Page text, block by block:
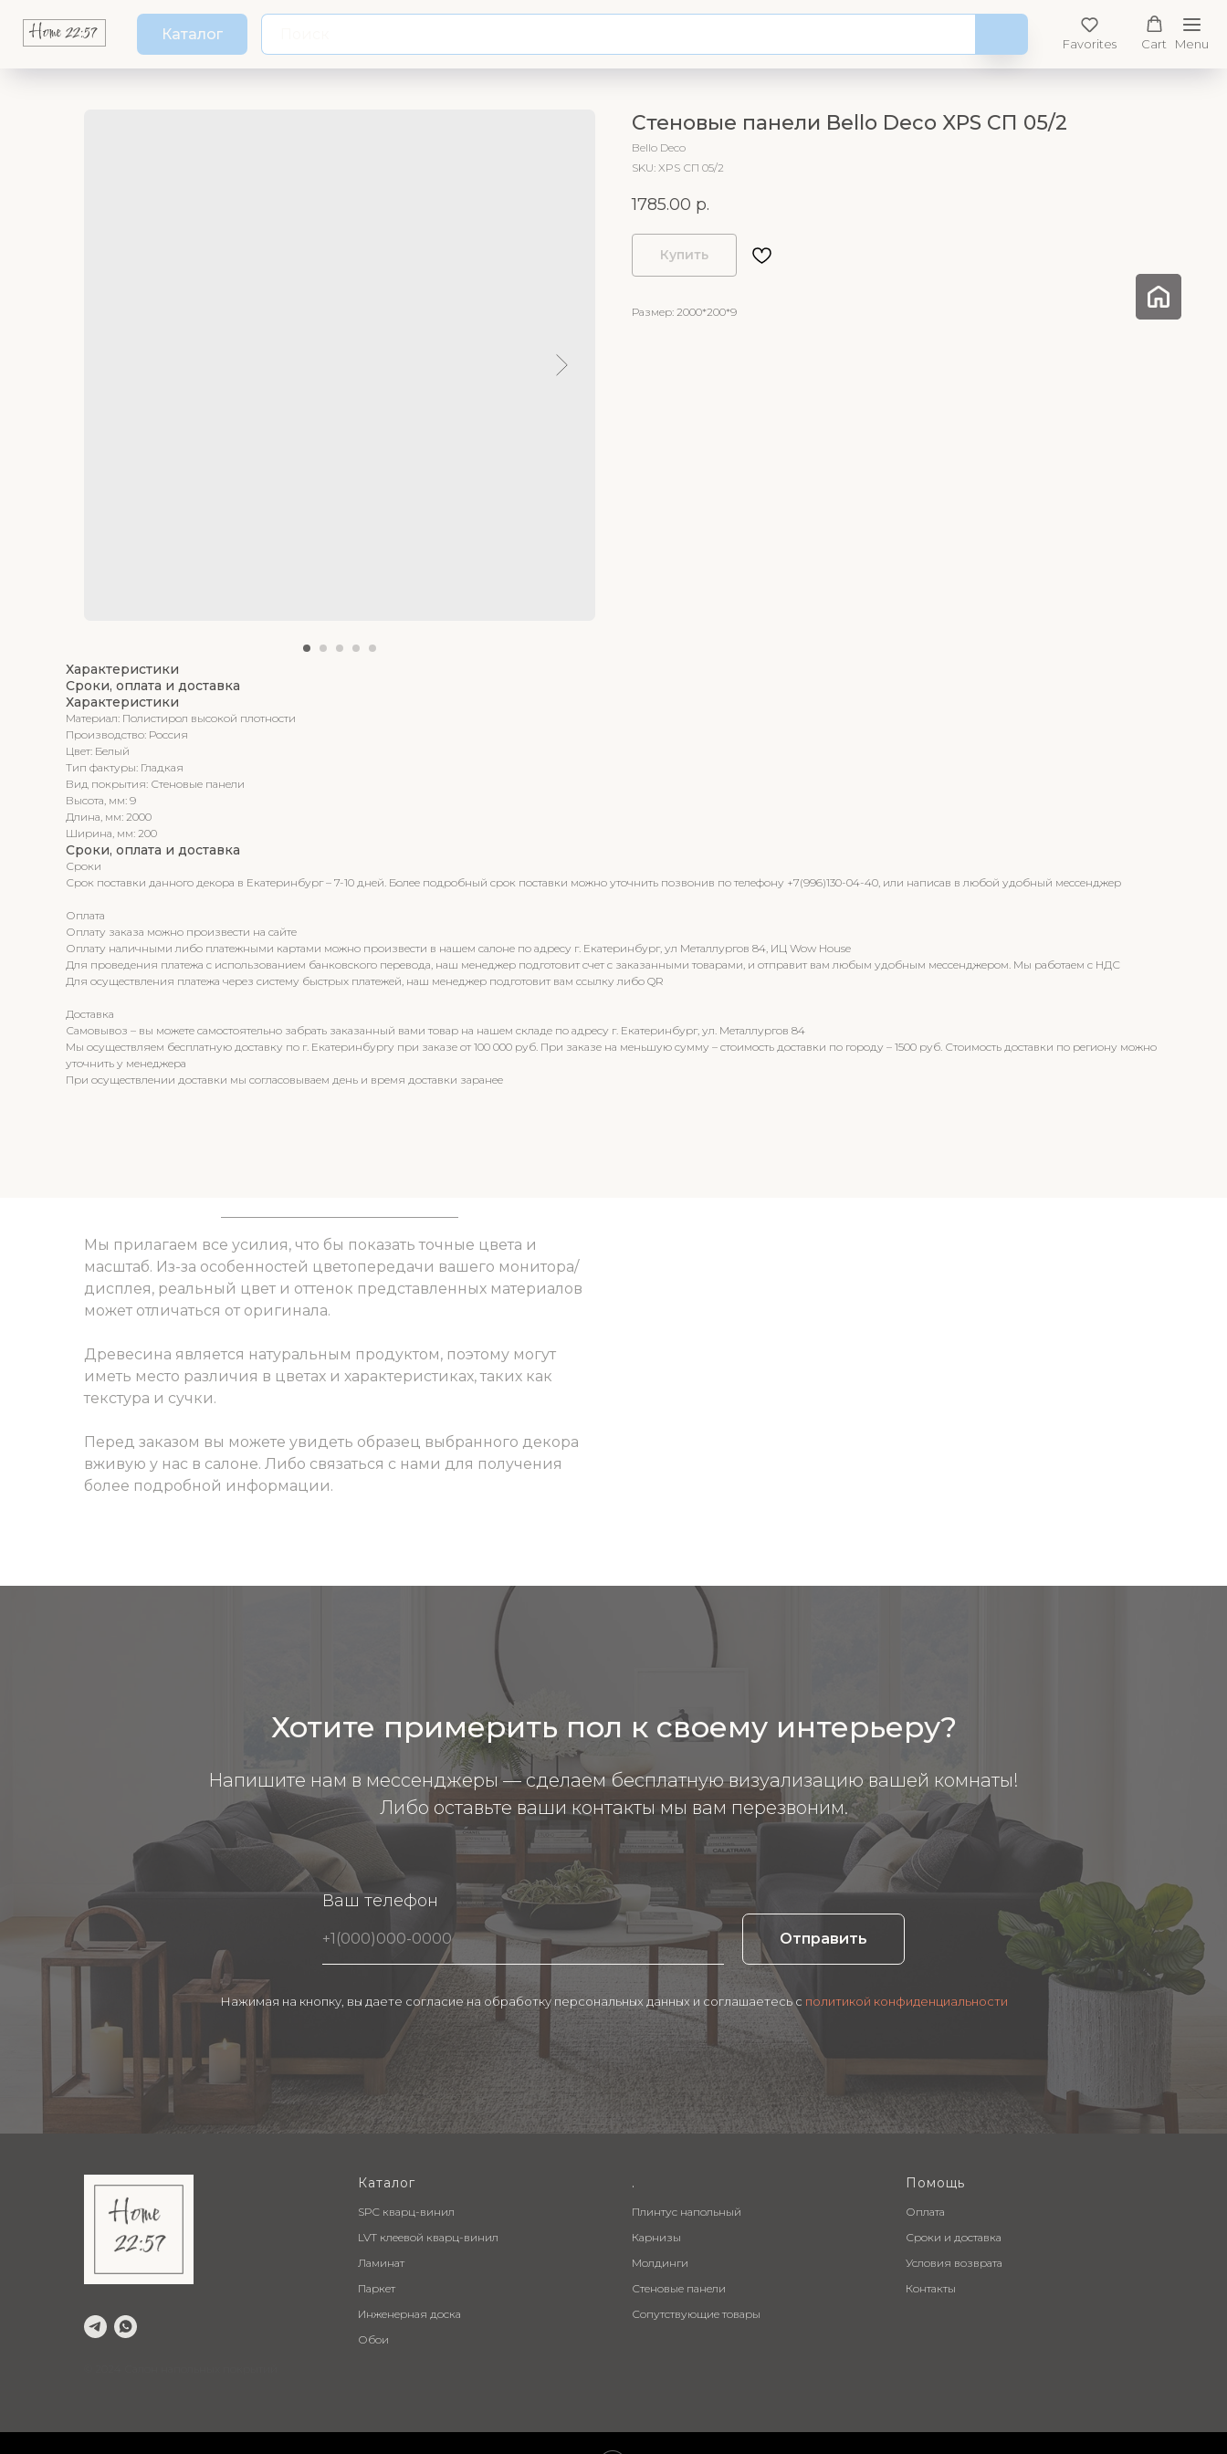
Каталог
Favorites Cart Menu
Стеновые панели Bello Deco XPS СП 05/2
Bello Deco
SKU: XPS СП 05/2
1785.00 р.
Купить
Размер: 2000*200*9
Характеристики
Сроки, оплата и доставка
Характеристики
Материал: Полистирол высокой плотности
Производство: Россия
Цвет: Белый
Тип фактуры: Гладкая
Вид покрытия: Стеновые панели
Высота, мм: 9
Длина, мм: 2000
Ширина, мм: 200
Сроки, оплата и доставка
Сроки
Срок поставки данного декора в Екатеринбург – 7-10 дней. Более подробный срок поставки можно уточнить позвонив по телефону +7(996)130-04-40, или написав в любой удобный мессенджер
Оплата
Оплату заказа можно произвести на сайте
Оплату наличными либо платежными картами можно произвести в нашем салоне по адресу г. Екатеринбург, ул Металлургов 84, ИЦ Wow House
Для проведения платежа с использованием банковского перевода, наш менеджер подготовит счет с заказанными товарами, и отправит вам любым удобным мессенджером. Мы работаем с НДС
Для осуществления платежа через систему быстрых платежей, наш менеджер подготовит вам ссылку либо QR
Доставка
Самовывоз – вы можете самостоятельно забрать заказанный вами товар на нашем складе по адресу г. Екатеринбург, ул. Металлургов 84
Мы осуществляем бесплатную доставку по г. Екатеринбургу при заказе от 100 000 руб. При заказе на меньшую сумму – стоимость доставки по городу – 1500 руб. Стоимость доставки по региону можно
уточнить у менеджера
При осуществлении доставки мы согласовываем день и время доставки заранее
Мы прилагаем все усилия, что бы показать точные цвета и
масштаб. Из-за особенностей цветопередачи вашего монитора/
дисплея, реальный цвет и оттенок представленных материалов
может отличаться от оригинала.
Древесина является натуральным продуктом, поэтому могут
иметь место различия в цветах и характеристиках, таких как
текстура и сучки.
Перед заказом вы можете увидеть образец выбранного декора
вживую у нас в салоне. Либо связаться с нами для получения
более подробной информации.
Хотите примерить пол к своему интерьеру?
Напишите нам в мессенджеры — сделаем бесплатную визуализацию вашей комнаты!
Либо оставьте ваши контакты мы вам перезвоним.
Ваш телефон
Отправить
Нажимая на кнопку, вы даете согласие на обработку персональных данных и соглашаетесь c политикой конфиденциальности
Каталог
SPC кварц-винил
LVT клеевой кварц-винил
Ламинат
Паркет
Инженерная доска
Обои
.
Плинтус напольный
Карнизы
Молдинги
Стеновые панели
Сопутствующие товары
Помощь
Оплата
Сроки и доставка
Условия возврата
Контакты